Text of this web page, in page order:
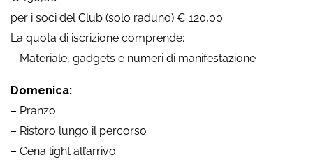
per i soci del Club (solo raduno) € 120,00
La quota di iscrizione comprende:
– Materiale, gadgets e numeri di manifestazione
Domenica:
– Pranzo
– Ristoro lungo il percorso
– Cena light all’arrivo